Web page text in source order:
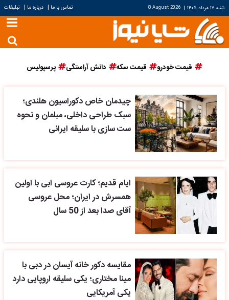
شنبه ۱۷ مرداد ۱۴۰۵ |
8 August 2026 تماس با ما | درباره ما | تبلیغات
قیمت خودرو قیمت سکه دانش آراستگی پرسپولیس
چیدمان خاص دکوراسیون هلندی؛
سبک طراحی داخلی، مبلمان و نحوه
ست سازی با سلیقه ایرانی
ایام قدیم؛ کارت عروسی ابی با اولین
همسرش در ایران؛ محل عروسی
آقای صدا بعد از 50 سال
مقایسه دکور خانه آیسان در دبی با
مینا مختاری؛ یکی سلیقه اروپایی دارد
یکی آمریکایی